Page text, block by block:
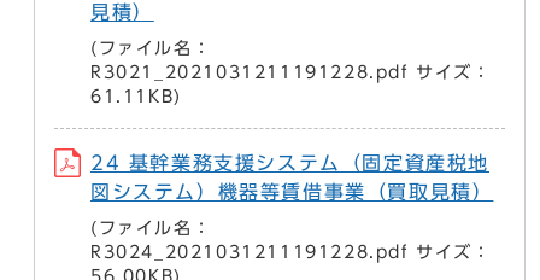
見積）
(ファイル名：
R3021_2021031211191228.pdf サイズ：
61.11KB)
24 基幹業務支援システム（固定資産税地
図システム）機器等賃借事業（買取見積）
(ファイル名：
R3024_2021031211191228.pdf サイズ：
56.00KB)